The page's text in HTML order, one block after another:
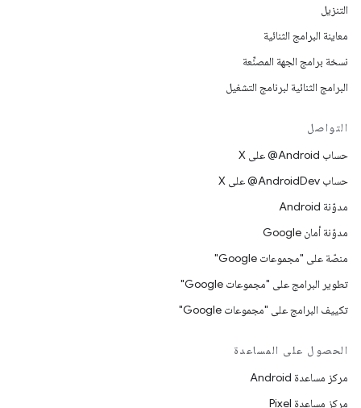
التنزيل
معاينة البرامج الثنائية
نسخة برامج الجهة المصنِّعة
البرامج الثنائية لبرنامج التشغيل
التواصل
حساب ‎@Android على X
حساب ‎@AndroidDev على X
مدوّنة Android
مدوّنة أمان Google
منصّة على "مجموعات Google"
تطوير البرامج على "مجموعات Google"
تكييف البرامج على "مجموعات Google"
الحصول على المساعدة
مركز مساعدة Android
مركز مساعدة Pixel